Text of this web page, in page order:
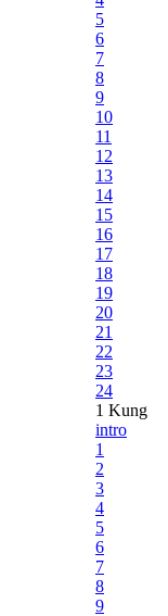
5
6
7
8
9
10
11
12
13
14
15
16
17
18
19
20
21
22
23
24
1 Kung
intro
1
2
3
4
5
6
7
8
9